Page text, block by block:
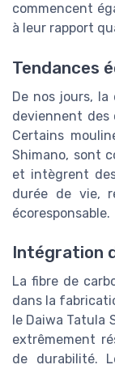
commencent
à leur rapport
Tendances
De nos jours,
deviennent des
Certains
Shimano, sont
et intègrent
durée de vie,
écoresponsable.
Intégration
La fibre de
dans la
le Daiwa Tatula
extrêmement
de durabilité.